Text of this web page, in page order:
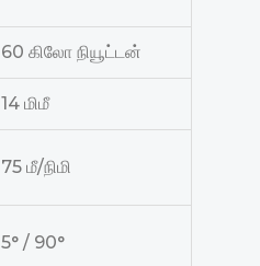
60 கிலோ நியூட்டன்
14 மிமீ
75 மீ/நிமி
5° / 90°